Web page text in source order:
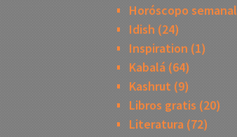
Horóscopo semanal
Idish (24)
Inspiration (1)
Kabalá (64)
Kashrut (9)
Libros gratis (20)
Literatura (72)